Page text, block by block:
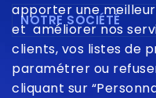
apporter une
et améliorer nos
clients, vos listes de
paramétrer ou
cliquant sur
NOTRE SOCIÉTÉ